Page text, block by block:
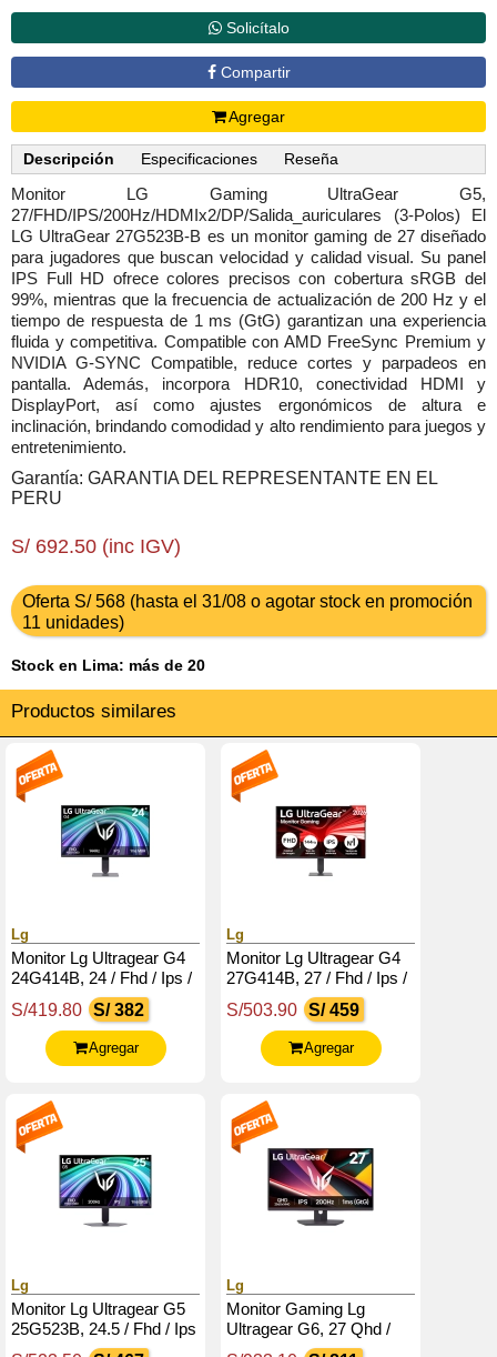
Solicítalo
Compartir
Agregar
Descripción Especificaciones Reseña
Monitor LG Gaming UltraGear G5,
27/FHD/IPS/200Hz/HDMIx2/DP/Salida_auriculares (3-Polos) El
LG UltraGear 27G523B-B es un monitor gaming de 27 diseñado
para jugadores que buscan velocidad y calidad visual. Su panel
IPS Full HD ofrece colores precisos con cobertura sRGB del
99%, mientras que la frecuencia de actualización de 200 Hz y el
tiempo de respuesta de 1 ms (GtG) garantizan una experiencia
fluida y competitiva. Compatible con AMD FreeSync Premium y
NVIDIA G-SYNC Compatible, reduce cortes y parpadeos en
pantalla. Además, incorpora HDR10, conectividad HDMI y
DisplayPort, así como ajustes ergonómicos de altura e
inclinación, brindando comodidad y alto rendimiento para juegos y
entretenimiento.
Garantía: GARANTIA DEL REPRESENTANTE EN EL
PERU
S/ 692.50 (inc IGV)
Oferta S/ 568 (hasta el 31/08 o agotar stock en promoción
11 unidades)
Stock en Lima: más de 20
Productos similares
Lg
Monitor Lg Ultragear G4
24G414B, 24 / Fhd / Ips /
144Hz / Hdmi / Dp /
Salida Para Auriculares
(3.5Mm)
S/419.80 S/ 382
Agregar
Lg
Monitor Lg Ultragear G4
27G414B, 27 / Fhd / Ips /
144Hz / Hdmi / Dp /
Salida Para Auriculares
S/503.90 S/ 459
Agregar
Lg
Monitor Lg Ultragear G5
25G523B, 24.5 / Fhd / Ips
/ 200Hz / Hdmi / Dp /
Lg
Monitor Gaming Lg
Ultragear G6, 27 Qhd /
Ips / 200Hz / 1Ms (Gtg) /